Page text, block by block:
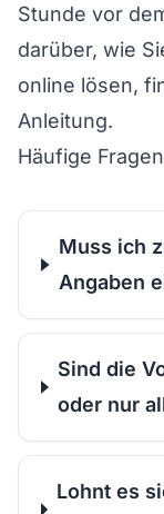
Stunde vor
darüber, wie
online lösen,
Anleitung.
Häufige Fragen
Muss ich
Angaben
Sind die
oder nur
Lohnt es